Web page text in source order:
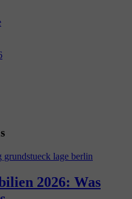
2026: Was